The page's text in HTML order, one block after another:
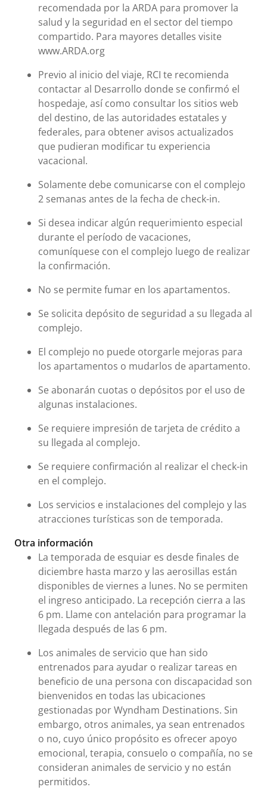
recomendada por la ARDA para promover la
salud y la seguridad en el sector del tiempo
compartido. Para mayores detalles visite
www.ARDA.org
Previo al inicio del viaje, RCI te recomienda
contactar al Desarrollo donde se confirmó el
hospedaje, así como consultar los sitios web
del destino, de las autoridades estatales y
federales, para obtener avisos actualizados
que pudieran modificar tu experiencia
vacacional.
Solamente debe comunicarse con el complejo
2 semanas antes de la fecha de check-in.
Si desea indicar algún requerimiento especial
durante el período de vacaciones,
comuníquese con el complejo luego de realizar
la confirmación.
No se permite fumar en los apartamentos.
Se solicita depósito de seguridad a su llegada al
complejo.
El complejo no puede otorgarle mejoras para
los apartamentos o mudarlos de apartamento.
Se abonarán cuotas o depósitos por el uso de
algunas instalaciones.
Se requiere impresión de tarjeta de crédito a
su llegada al complejo.
Se requiere confirmación al realizar el check-in
en el complejo.
Los servicios e instalaciones del complejo y las
atracciones turísticas son de temporada.
Otra información
La temporada de esquiar es desde finales de
diciembre hasta marzo y las aerosillas están
disponibles de viernes a lunes. No se permiten
el ingreso anticipado. La recepción cierra a las
6 pm. Llame con antelación para programar la
llegada después de las 6 pm.
Los animales de servicio que han sido
entrenados para ayudar o realizar tareas en
beneficio de una persona con discapacidad son
bienvenidos en todas las ubicaciones
gestionadas por Wyndham Destinations. Sin
embargo, otros animales, ya sean entrenados
o no, cuyo único propósito es ofrecer apoyo
emocional, terapia, consuelo o compañía, no se
consideran animales de servicio y no están
permitidos.